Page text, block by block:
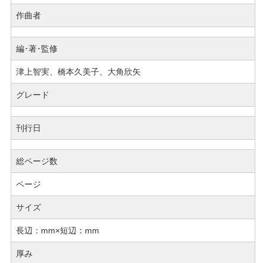
作曲者
編･著･監修
津上智実、橋本久美子、大角欣矢
グレード
刊行日
総ページ数
ページ
サイズ
長辺：mm×短辺：mm
厚み